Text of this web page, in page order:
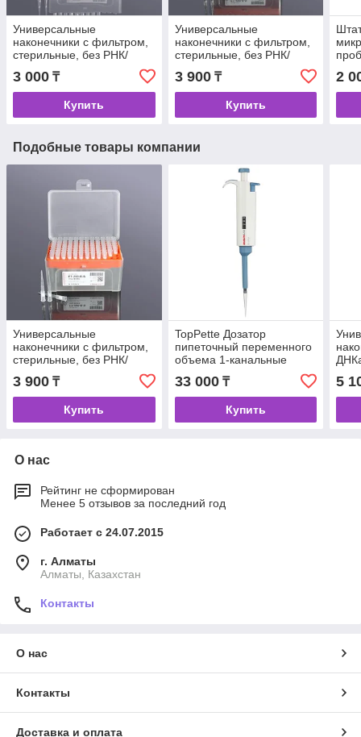
Универсальные
наконечники с фильтром,
стерильные, без РНК/
ДНКазы, в штативе -
стандартные - 20 мкл
3 000 ₸
Купить
Универсальные
наконечники с фильтром,
стерильные, без РНК/
ДНКазы, в штативе -
стандартные - 200 мкл
3 900₸
Купить
2
Подобные товары компании
Универсальные
наконечники с фильтром,
стерильные, без РНК/
стандартные - 200 мкл
3 900 ₸
Купить
TopPette Дозатор
пипеточный переменного
объема 1-канальные
33 000₸
Купить
5
О нас
Рейтинг не сформирован
Менее 5 отзывов за последний год
Работает с 24.07.2015
г. Алматы
Алматы, Казахстан
Контакты
О нас
Контакты
Доставка и оплата